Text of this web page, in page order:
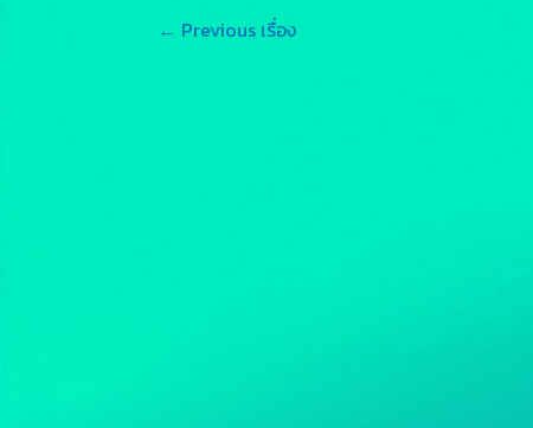
← Previous เรื่อง